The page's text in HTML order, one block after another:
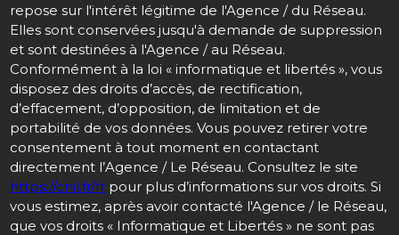
repose sur l'intérêt légitime de l'Agence / du Réseau.
Elles sont conservées jusqu'à demande de suppression
et sont destinées à l'Agence / au Réseau.
Conformément à la loi « informatique et libertés », vous
disposez des droits d’accès, de rectification,
d’effacement, d’opposition, de limitation et de
portabilité de vos données. Vous pouvez retirer votre
consentement à tout moment en contactant
directement l’Agence / Le Réseau. Consultez le site
https://cnil.fr/fr pour plus d’informations sur vos droits. Si
vous estimez, après avoir contacté l'Agence / le Réseau,
que vos droits « Informatique et Libertés » ne sont pas